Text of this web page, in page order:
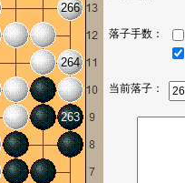
263
264
266
落子手数：
当前落子：